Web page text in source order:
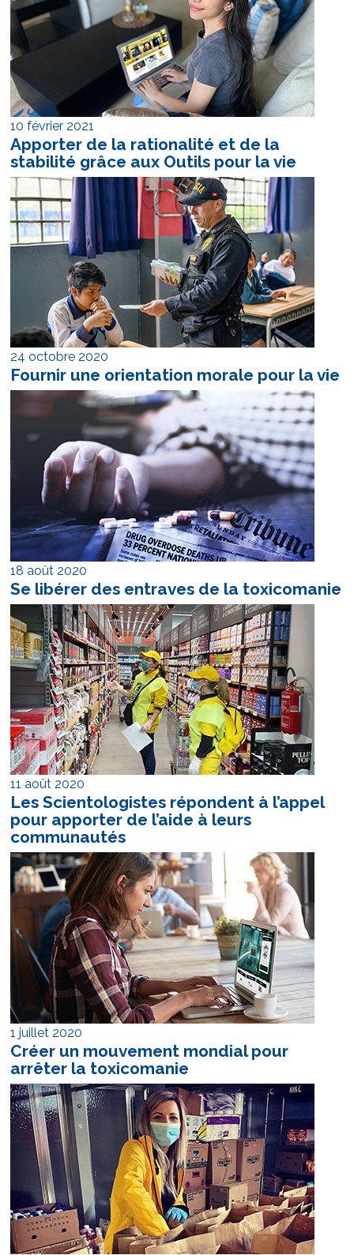
10 février 2021
Apporter de la rationalité et de la
stabilité grâce aux Outils pour la vie
24 octobre 2020
Fournir une orientation morale pour la vie
18 août 2020
Se libérer des entraves de la toxicomanie
11 août 2020
Les Scientologistes répondent à l’appel
pour apporter de l’aide à leurs
communautés
1 juillet 2020
Créer un mouvement mondial pour
arrêter la toxicomanie